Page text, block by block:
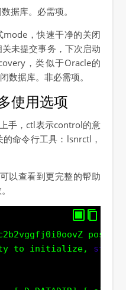
据库。必需项。
，快速干净的关闭
未提交事务，下次启动
，类似于Oracle的
据库。非必需项。
使用选项
手，ctl表示control的意
命令行工具：lsnrctl，
以查看到更完整的帮助
to initialize, start